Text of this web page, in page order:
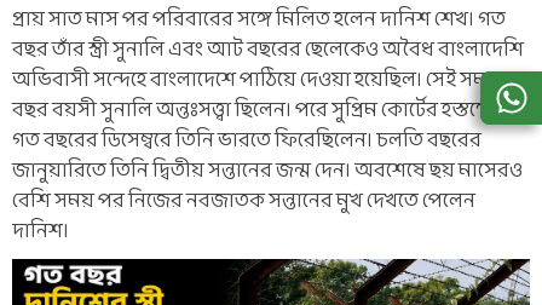
প্রায় সাত মাস পর পরিবারের সঙ্গে মিলিত হলেন দানিশ শেখ। গত
বছর তাঁর স্ত্রী সুনালি এবং আট বছরের ছেলেকেও অবৈধ বাংলাদেশি
অভিবাসী সন্দেহে বাংলাদেশে পাঠিয়ে দেওয়া হয়েছিল। সেই সময় ২৬
বছর বয়সী সুনালি অন্তঃসত্ত্বা ছিলেন। পরে সুপ্রিম কোর্টের হস্তক্ষেপে
গত বছরের ডিসেম্বরে তিনি ভারতে ফিরেছিলেন। চলতি বছরের
জানুয়ারিতে তিনি দ্বিতীয় সন্তানের জন্ম দেন। অবশেষে ছয় মাসেরও
বেশি সময় পর নিজের নবজাতক সন্তানের মুখ দেখতে পেলেন
দানিশ।